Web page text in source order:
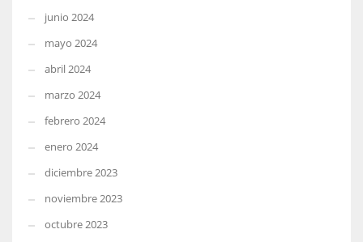
junio 2024
mayo 2024
abril 2024
marzo 2024
febrero 2024
enero 2024
diciembre 2023
noviembre 2023
octubre 2023